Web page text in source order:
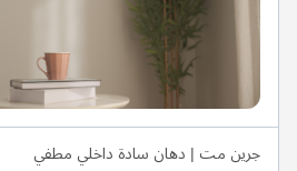
جرين مت | دهان سادة داخلي مطفي